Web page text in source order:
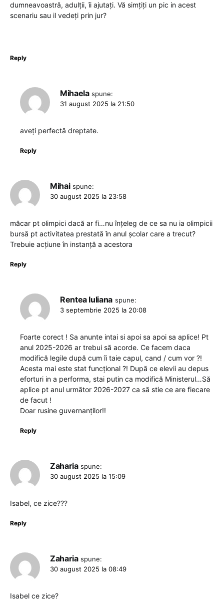
dumneavoastră, adulții, îi ajutați. Vă simțiți un pic in acest
scenariu sau il vedeți prin jur?
Reply
Mihaela spune:
31 august 2025 la 21:50
aveți perfectă dreptate.
Reply
Mihai spune:
30 august 2025 la 23:58
măcar pt olimpici dacă ar fi…nu înțeleg de ce sa nu ia olimpicii
bursă pt activitatea prestată în anul școlar care a trecut?
Trebuie acțiune în instanță a acestora
Reply
Rentea Iuliana spune:
3 septembrie 2025 la 20:08
Foarte corect ! Sa anunte intai si apoi sa apoi sa aplice! Pt
anul 2025-2026 ar trebui să acorde. Ce facem daca
modifică legile după cum îi taie capul, cand / cum vor ?!
Acesta mai este stat funcțional ?! După ce elevii au depus
eforturi in a performa, stai putin ca modifică Ministerul…Să
aplice pt anul următor 2026-2027 ca să stie ce are fiecare
de facut !
Doar rusine guvernanților!!
Reply
Zaharia spune:
30 august 2025 la 15:09
Isabel, ce zice???
Reply
Zaharia spune:
30 august 2025 la 08:49
Isabel ce zice?